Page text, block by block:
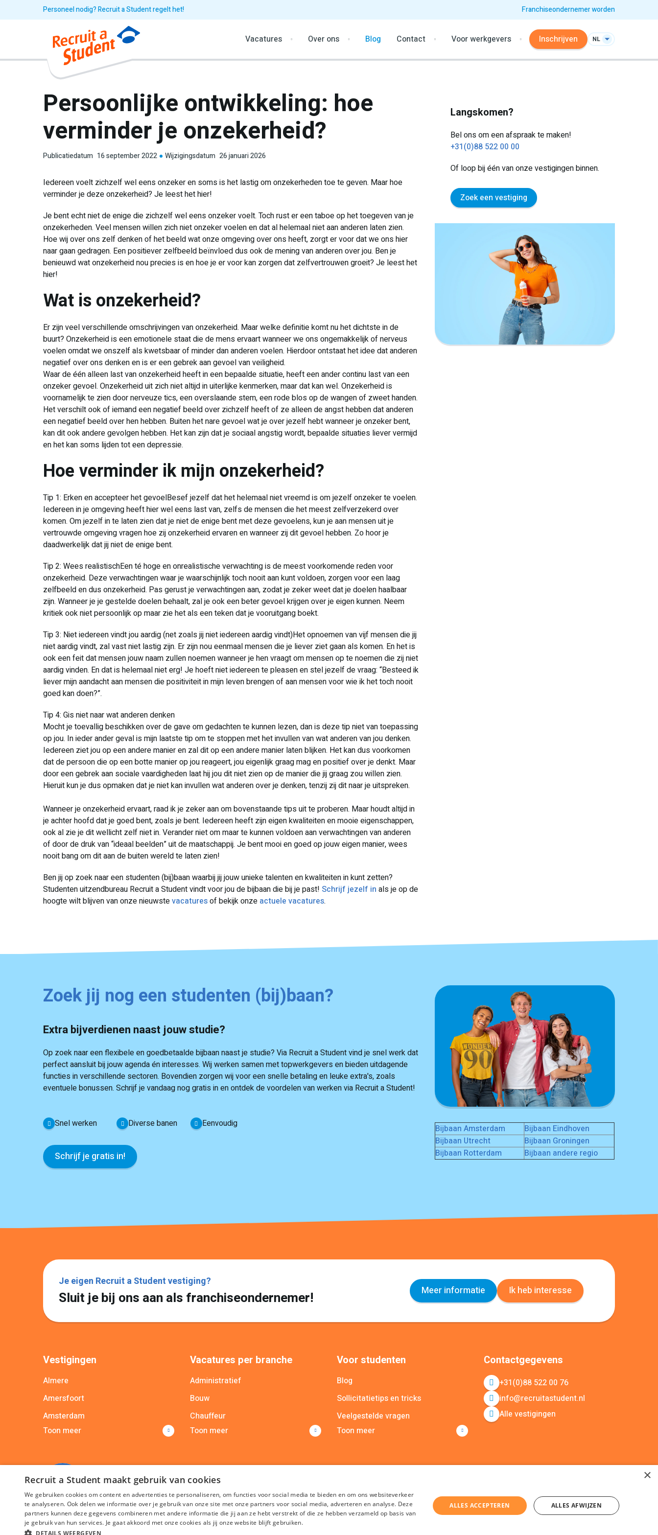
Personeel nodig? Recruit a Student regelt het! Franchiseondernemer worden
Vacatures Over ons Blog Contact Voor werkgevers Inschrijven NL
Persoonlijke ontwikkeling: hoe
verminder je onzekerheid?
Publicatiedatum 16 september 2022 Wijzigingsdatum 26 januari 2026
Iedereen voelt zichzelf wel eens onzeker en soms is het lastig om onzekerheden toe te geven. Maar hoe
verminder je deze onzekerheid? Je leest het hier!
Je bent echt niet de enige die zichzelf wel eens onzeker voelt. Toch rust er een taboe op het toegeven van je
onzekerheden. Veel mensen willen zich niet onzeker voelen en dat al helemaal niet aan anderen laten zien.
Hoe wij over ons zelf denken of het beeld wat onze omgeving over ons heeft, zorgt er voor dat we ons hier
naar gaan gedragen. Een positiever zelfbeeld beïnvloed dus ook de mening van anderen over jou. Ben je
benieuwd wat onzekerheid nou precies is en hoe je er voor kan zorgen dat zelfvertrouwen groeit? Je leest het
hier!
Wat is onzekerheid?
Er zijn veel verschillende omschrijvingen van onzekerheid. Maar welke definitie komt nu het dichtste in de
buurt? Onzekerheid is een emotionele staat die de mens ervaart wanneer we ons ongemakkelijk of nerveus
voelen omdat we onszelf als kwetsbaar of minder dan anderen voelen. Hierdoor ontstaat het idee dat anderen
negatief over ons denken en is er een gebrek aan gevoel van veiligheid.
Waar de één alleen last van onzekerheid heeft in een bepaalde situatie, heeft een ander continu last van een
onzeker gevoel. Onzekerheid uit zich niet altijd in uiterlijke kenmerken, maar dat kan wel. Onzekerheid is
voornamelijk te zien door nerveuze tics, een overslaande stem, een rode blos op de wangen of zweet handen.
Het verschilt ook of iemand een negatief beeld over zichzelf heeft of ze alleen de angst hebben dat anderen
een negatief beeld over hen hebben. Buiten het nare gevoel wat je over jezelf hebt wanneer je onzeker bent,
kan dit ook andere gevolgen hebben. Het kan zijn dat je sociaal angstig wordt, bepaalde situaties liever vermijd
en het kan soms lijden tot een depressie.
Hoe verminder ik mijn onzekerheid?
Tip 1: Erken en accepteer het gevoelBesef jezelf dat het helemaal niet vreemd is om jezelf onzeker te voelen.
Iedereen in je omgeving heeft hier wel eens last van, zelfs de mensen die het meest zelfverzekerd over
komen. Om jezelf in te laten zien dat je niet de enige bent met deze gevoelens, kun je aan mensen uit je
vertrouwde omgeving vragen hoe zij onzekerheid ervaren en wanneer zij dit gevoel hebben. Zo hoor je
daadwerkelijk dat jij niet de enige bent.
Tip 2: Wees realistischEen té hoge en onrealistische verwachting is de meest voorkomende reden voor
onzekerheid. Deze verwachtingen waar je waarschijnlijk toch nooit aan kunt voldoen, zorgen voor een laag
zelfbeeld en dus onzekerheid. Pas gerust je verwachtingen aan, zodat je zeker weet dat je doelen haalbaar
zijn. Wanneer je je gestelde doelen behaalt, zal je ook een beter gevoel krijgen over je eigen kunnen. Neem
kritiek ook niet persoonlijk op maar zie het als een teken dat je vooruitgang boekt.
Tip 3: Niet iedereen vindt jou aardig (net zoals jij niet iedereen aardig vindt)Het opnoemen van vijf mensen die jij
niet aardig vindt, zal vast niet lastig zijn. Er zijn nou eenmaal mensen die je liever ziet gaan als komen. En het is
ook een feit dat mensen jouw naam zullen noemen wanneer je hen vraagt om mensen op te noemen die zij niet
aardig vinden. En dat is helemaal niet erg! Je hoeft niet iedereen te pleasen en stel jezelf de vraag: “Besteed ik
liever mijn aandacht aan mensen die positiviteit in mijn leven brengen of aan mensen voor wie ik het toch nooit
goed kan doen?”.
Tip 4: Gis niet naar wat anderen denken
Mocht je toevallig beschikken over de gave om gedachten te kunnen lezen, dan is deze tip niet van toepassing
op jou. In ieder ander geval is mijn laatste tip om te stoppen met het invullen van wat anderen van jou denken.
Iedereen ziet jou op een andere manier en zal dit op een andere manier laten blijken. Het kan dus voorkomen
dat de persoon die op een botte manier op jou reageert, jou eigenlijk graag mag en positief over je denkt. Maar
door een gebrek aan sociale vaardigheden laat hij jou dit niet zien op de manier die jij graag zou willen zien.
Hieruit kun je dus opmaken dat je niet kan invullen wat anderen over je denken, tenzij zij dit naar je uitspreken.
Wanneer je onzekerheid ervaart, raad ik je zeker aan om bovenstaande tips uit te proberen. Maar houdt altijd in
je achter hoofd dat je goed bent, zoals je bent. Iedereen heeft zijn eigen kwaliteiten en mooie eigenschappen,
ook al zie je dit wellicht zelf niet in. Verander niet om maar te kunnen voldoen aan verwachtingen van anderen
of door de druk van “ideaal beelden” uit de maatschappij. Je bent mooi en goed op jouw eigen manier, wees
nooit bang om dit aan de buiten wereld te laten zien!
Ben jij op zoek naar een studenten (bij)baan waarbij jij jouw unieke talenten en kwaliteiten in kunt zetten?
Studenten uitzendbureau Recruit a Student vindt voor jou de bijbaan die bij je past! Schrijf jezelf in als je op de
hoogte wilt blijven van onze nieuwstevacaturesof bekijk onze actuele vacatures.
Langskomen?
Bel ons om een afspraak te maken!
+31(0)88 522 00 00
Of loop bij één van onze vestigingen binnen.
Zoek een vestiging
Zoek jij nog een studenten (bij)baan?
Extra bijverdienen naast jouw studie?
Op zoek naar een flexibele en goedbetaalde bijbaan naast je studie? Via Recruit a Student vind je snel werk dat
perfect aansluit bij jouw agenda én interesses. Wij werken samen met topwerkgevers en bieden uitdagende
functies in verschillende sectoren. Bovendien zorgen wij voor een snelle betaling en leuke extra's, zoals
eventuele bonussen. Schrijf je vandaag nog gratis in en ontdek de voordelen van werken via Recruit a Student!
Snel werken Diverse banen Eenvoudig
Schrijf je gratis in!
Bijbaan Amsterdam
Bijbaan Eindhoven
Bijbaan Utrecht
Bijbaan Groningen
Bijbaan Rotterdam
Bijbaan andere regio
Je eigen Recruit a Student vestiging?
Sluit je bij ons aan als franchiseondernemer! Meer informatie Ik heb interesse
Vestigingen
Almere
Amersfoort
Amsterdam
Apeldoorn
Breda
Bekijk alle vestigingen
Toon meer
Vacatures per branche
Administratief
Bouw
Chauffeur
Commercieel
Bekijk alle branches
Toon meer
Voor studenten
Blog
Sollicitatietips en tricks
Veelgestelde vragen
MY Recruit app
Toon meer
Contactgegevens
+31(0)88 522 00 76
info@recruitastudent.nl
Alle vestigingen
Algemene voorwaarden
×
Recruit a Student maakt gebruik van cookies
We gebruiken cookies om content en advertenties te personaliseren, om functies voor social media te bieden en om ons websiteverkeer
te analyseren. Ook delen we informatie over je gebruik van onze site met onze partners voor social media, adverteren en analyse. Deze
partners kunnen deze gegevens combineren met andere informatie die jij aan ze hebt verstrekt of die ze hebben verzameld op basis van
je gebruik van hun services. Je gaat akkoord met onze cookies als jij onze website blijft gebruiken.
DETAILS WEERGEVEN
ALLES ACCEPTEREN ALLES AFWIJZEN